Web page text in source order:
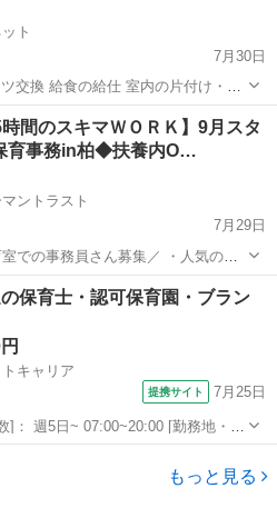
ト
7月30日
保育に付随する業務
育士
時間のスキマＷＯＲＫ】9月スタ
育事務in柏◆扶養内O…
ントラスト
7月29日
務員さん募集／ ・人気の官
・PCスキルは入力ができればOK！
【仕事内容】 学童保育室での事務スタッフ ・PCでのデータ入力 ...
他 ヒューマントラスト
保育士・認可保育園・ブラン
キャリア
提携サイト 7月25日
非公開 初石駅自動車5分／流山おお
もっと見る